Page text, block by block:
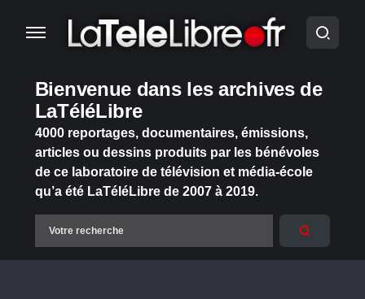
Bienvenue dans les archives de
LaTéléLibre
4000 reportages, documentaires, émissions,
articles ou dessins produits par les bénévoles
de ce laboratoire de télévision et média-école
qu’a été LaTéléLibre de 2007 à 2019.